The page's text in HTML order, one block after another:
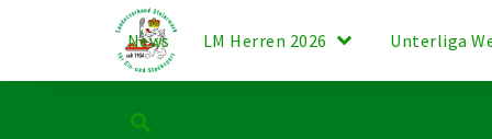
News LM Herren 2026 keyboard_arrow_down Unterliga
search